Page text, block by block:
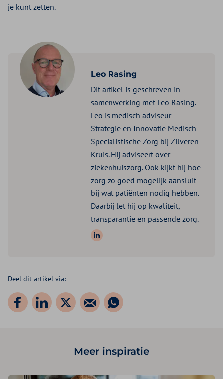
je kunt zetten.
Leo Rasing
Dit artikel is geschreven in
samenwerking met Leo Rasing.
Leo is medisch adviseur
Strategie en Innovatie Medisch
Specialistische Zorg bij Zilveren
Kruis. Hij adviseert over
ziekenhuiszorg. Ook kijkt hij hoe
zorg zo goed mogelijk aansluit
bij wat patiënten nodig hebben.
Daarbij let hij op kwaliteit,
transparantie en passende zorg.
Volg ons op: LinkedIn
Deel dit artikel via:
Meer inspiratie